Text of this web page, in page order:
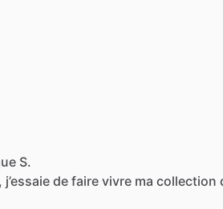
S.
j’essaie de faire vivre ma collection